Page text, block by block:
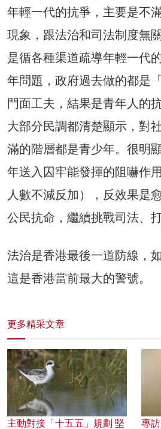
年輕一代的抗爭，主要是不
現象，跟法治和司法制度無
是循各種渠道疏導年輕一代
年問題，政府過去做的都是
門面工夫，結果是青年人的
大部分民調都清楚顯示，對
滿的階層都是青少年。很明
年送入囚牢能發揮的阻嚇作
人數不減反加），反效果是
公民抗命，繼續挑戰司法、
法治是香港最後一道防線，
這是香港當前最大的警號。
更多精采文章
主動對接「十五五」規劃 堅 專